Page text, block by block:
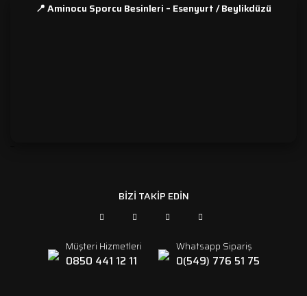
📍 Aminocu Sporcu Besinleri – Esenyurt / Beylikdüzü
BİZİ TAKİP EDİN
Müşteri Hizmetleri
0850 441 12 11
Whatsapp Sipariş
0(549) 776 51 75